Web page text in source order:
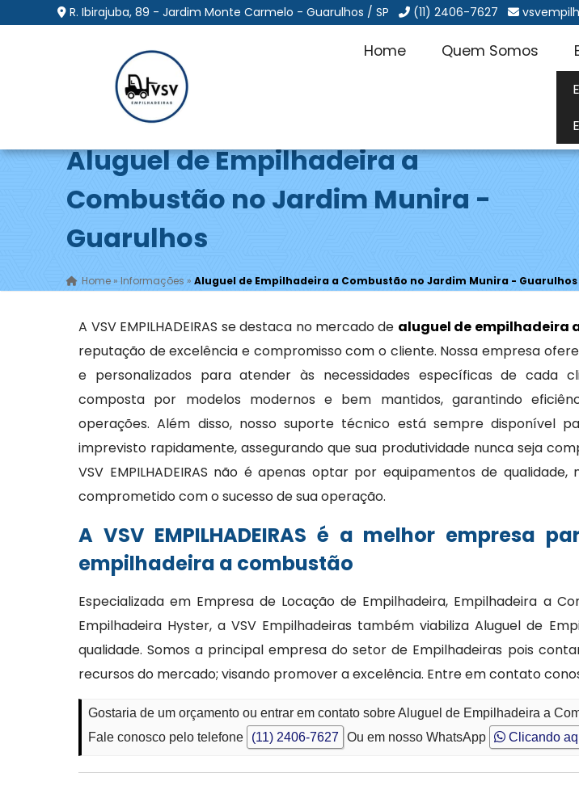
R. Ibirajuba, 89 - Jardim Monte Carmelo - Guarulhos / SP (11) 2406-7627
Home Quem Somos
Aluguel de Empilhadeira a
Combustão no Jardim Munira -
Guarulhos
Home »Informações »Aluguel de Empilhadeira a Combustão no Jardim Munira - Guarulhos
A VSV EMPILHADEIRAS se destaca no mercado de aluguel de empilhadeira
reputação de excelência e compromisso com o cliente. Nossa empresa
e personalizados para atender às necessidades específicas de cada
composta por modelos modernos e bem mantidos, garantindo
operações. Além disso, nosso suporte técnico está sempre disponível
imprevisto rapidamente, assegurando que sua produtividade nunca seja
VSV EMPILHADEIRAS não é apenas optar por equipamentos de
comprometido com o sucesso de sua operação.
A VSV EMPILHADEIRAS é a melhor empresa
empilhadeira a combustão
Especializada em Empresa de Locação de Empilhadeira, Empilhadeira a
Empilhadeira Hyster, a VSV Empilhadeiras também viabiliza Aluguel de
qualidade. Somos a principal empresa do setor de Empilhadeiras pois
recursos do mercado; visando promover a excelência. Entre em contato
Gostaria de um orçamento ou entrar em contato sobre Aluguel de Empilhadeira a
Fale conosco pelo telefone
(11) 2406-7627 Ou em nosso WhatsApp Clicando